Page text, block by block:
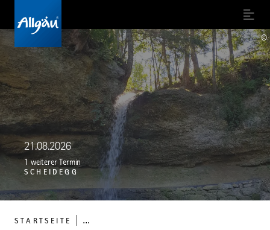
Menu
STARTSEITE ...
21.08.2026
1 weiterer Termin
SCHEIDEGG
©